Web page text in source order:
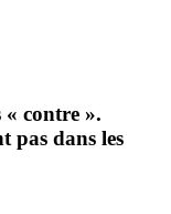
« contre ».
pas dans les